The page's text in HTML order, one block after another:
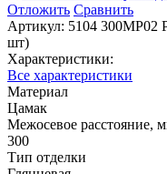
Отложить Сравнить
Артикул: 5104 300MP02
шт)
Характеристики:
Все характеристики
Материал
Цамак
Межосевое расстояние,
300
Тип отделки